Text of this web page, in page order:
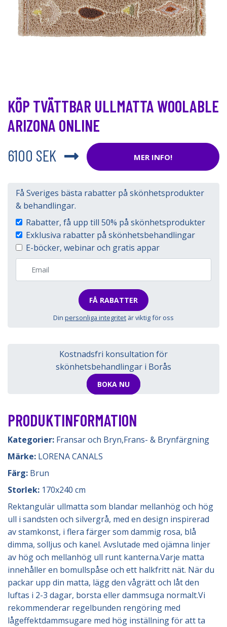
KÖP TVÄTTBAR ULLMATTA WOOLABLE
ARIZONA ONLINE
6100 SEK
MER INFO!
Få Sveriges bästa rabatter på skönhetsprodukter
& behandlingar.
Rabatter, få upp till 50% på skönhetsprodukter
Exklusiva rabatter på skönhetsbehandlingar
E-böcker, webinar och gratis appar
FÅ RABATTER
Din personliga integritet är viktig för oss
Kostnadsfri konsultation för
skönhetsbehandlingar i Borås
BOKA NU
PRODUKTINFORMATION
Kategorier: Fransar och Bryn,Frans- & Brynfärgning
Märke: LORENA CANALS
Färg: Brun
Storlek: 170x240 cm
Rektangulär ullmatta som blandar mellanhög och hög
ull i sandsten och silvergrå, med en design inspirerad
av stamkonst, i flera färger som dammig rosa, blå
dimma, solljus och kanel. Avslutade med ojämna linjer
av hög och mellanhög ull runt kanterna.Varje matta
innehåller en bomullspåse och ett halkfritt nät. När du
packar upp din matta, lägg den vågrätt och låt den
luftas i 2-3 dagar, borsta eller dammsuga normalt.Vi
rekommenderar regelbunden rengöring med
lågeffektdammsugare med hög inställning för att ta